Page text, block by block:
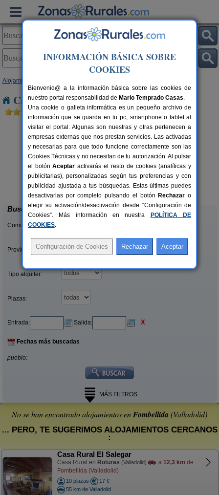
Alojamientos
Casas Rurales cerca de Fombellida
7-26+3 pers.
desde22 €
Casa Calderón de Medina I, II y III
Siete Iglesias de Trabancos
(Valladolid)
Buscar
Comunidades:
Provincias/Islas:
Tipo alquiler:
Plazas:
Entrada: Salida: X
Fechas más buscadas
pueblo:
MÁS FILTROS
No se han encontrado alojamientos enFombellida (Valladolid)
... PERO, TE SUGERIMOS ALOJAMIENTOS CERCANOS
:
Casa Rural El Salegar
Casa Rural en Roturas (Valladolid) a 12,3 km de
Fombellida (Valladolid)
10 plazas
17 €
55 km de Valladolid
INFORMACIÓN BÁSICA SOBRE
COOKIES
Bienvenid@ a la información básica sobre las cookies de
nuestro portal responsabilidad de Mario Temprado Casas.
Una cookie o galleta informática es un pequeño archivo de
información que se guarda en tu pc, smartphone o tablet al
visitar el portal. Algunas son nuestras y otras pertenecen a
empresas externas que nos prestan servicios. Las activadas
y necesarias para que todo funcione correctamente son las
Cookies Técnicas y no necesitan de tu autorización. Al pulsar
el botónAceptar activarás el resto de cookies (analíticas y
publicitarias), personalizadas según tus preferencias y con
publicidad ajustada a tus búsquedas. Estas últimas puedes
desactivarlas por completo pulsando el botón Rechazar o
elegir su activación/desactivación desde “Configuración de
Cookies”. Más información en nuestra
POLÍTICA DE
COOKIES.